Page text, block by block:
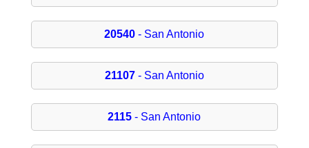
20540 - San Antonio
21107- San Antonio
2115 - San Antonio